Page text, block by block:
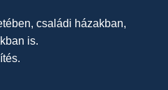
családi házakban,
is.